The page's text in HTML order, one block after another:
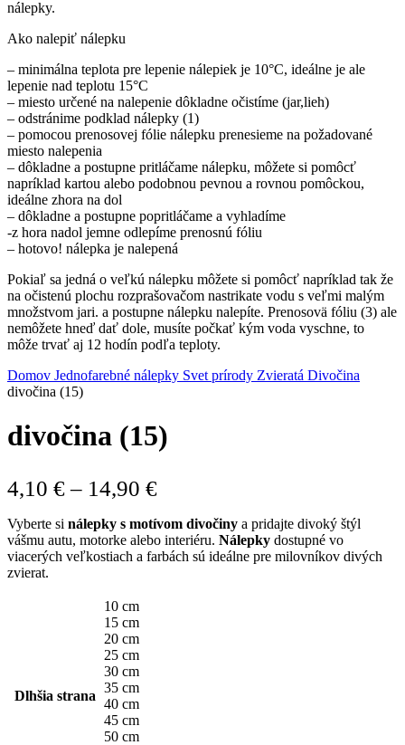
nálepky.
Ako nalepiť nálepku
– minimálna teplota pre lepenie nálepiek je 10°C, ideálne je ale
lepenie nad teplotu 15°C
– miesto určené na nalepenie dôkladne očistíme (jar,lieh)
– odstránime podklad nálepky (1)
– pomocou prenosovej fólie nálepku prenesieme na požadované
miesto nalepenia
– dôkladne a postupne pritláčame nálepku, môžete si pomôcť
napríklad kartou alebo podobnou pevnou a rovnou pomôckou,
ideálne zhora na dol
– dôkladne a postupne popritláčame a vyhladíme
-z hora nadol jemne odlepíme prenosnú fóliu
– hotovo! nálepka je nalepená
Pokiaľ sa jedná o veľkú nálepku môžete si pomôcť napríklad tak že
na očistenú plochu rozprašovačom nastrikate vodu s veľmi malým
množstvom jari. a postupne nálepku nalepíte. Prenosovä fóliu (3) ale
nemôžete hneď dať dole, musíte počkať kým voda vyschne, to
môže trvať aj 12 hodín podľa teploty.
Domov Jednofarebné nálepky Svet prírody Zvieratá Divočina
divočina (15)
divočina (15)
4,10 € – 14,90 €Price
range:
4,10 €
through
Vyberte si nálepky s motívom divočiny a pridajte divoký štýl
vášmu autu, motorke alebo interiéru. Nálepky dostupné vo
viacerých veľkostiach a farbách sú ideálne pre milovníkov divých
zvierat.
Dlhšia strana
10 cm
15 cm
20 cm
25 cm
30 cm
35 cm
40 cm
45 cm
50 cm